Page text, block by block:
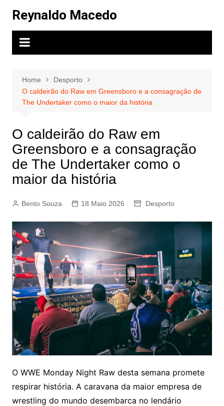
content
Reynaldo Macedo
Home
Desporto
O caldeirão do Raw em Greensboro e a consagração de
The Undertaker como o maior da história
O caldeirão do Raw em
Greensboro e a consagração
de The Undertaker como o
maior da história
Bento Souza 18 Maio 2026 Desporto
O WWE Monday Night Raw desta semana promete
respirar história. A caravana da maior empresa de
wrestling do mundo desembarca no lendário